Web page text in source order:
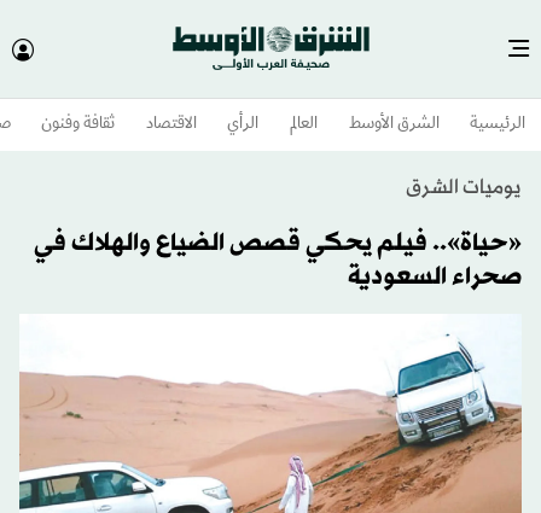
الرئيسية الشرق الأوسط​ العالم الرأي الاقتصاد ثقافة وفنون
يوميات الشرق
«حياة».. فيلم يحكي قصص الضياع والهلاك في
صحراء السعودية